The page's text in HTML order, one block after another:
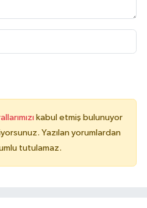
kabul etmiş bulunuyor
Yazılan yorumlardan
tutulamaz.